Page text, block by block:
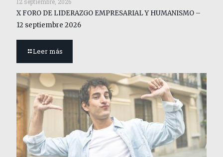
X FORO DE LIDERAZGO EMPRESARIAL Y HUMANISMO –
12 septiembre 2026
Leer más